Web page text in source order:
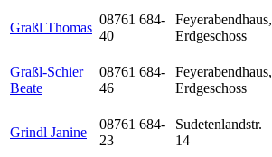
Graßl Thomas
08761 684-
40
Feyerabendhaus,
Erdgeschoss
Graßl-Schier
Beate
08761 684-
46
Feyerabendhaus,
Erdgeschoss
Grindl Janine
08761 684-
23
Sudetenlandstr.
14